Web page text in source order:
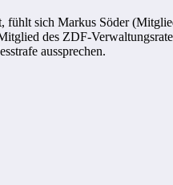
fühlt sich Markus Söder
des ZDF-
aussprechen.